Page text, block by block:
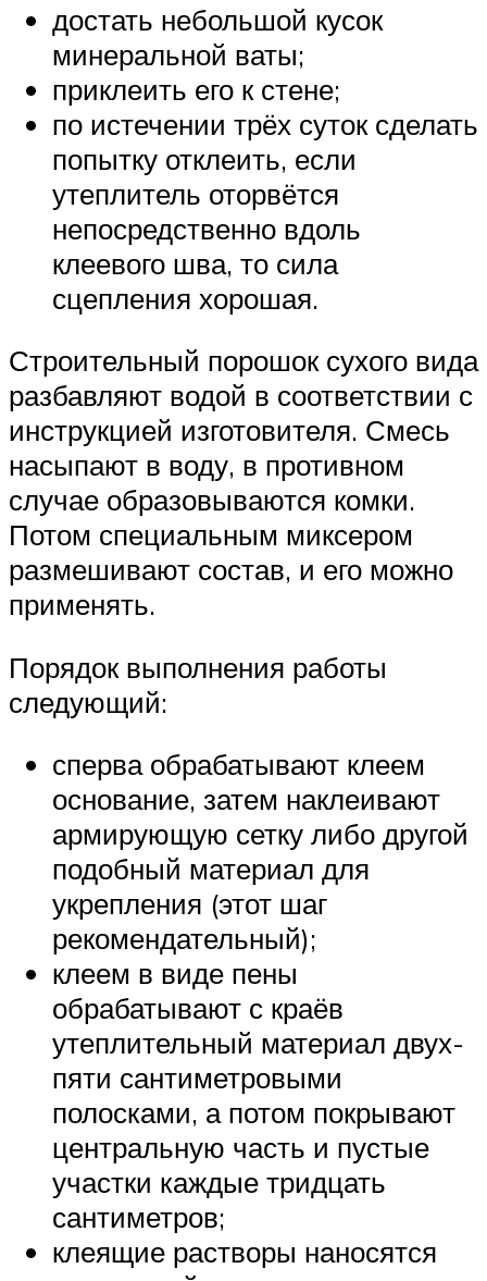
достать небольшой кусок
минеральной ваты;
приклеить его к стене;
по истечении трёх суток сделать
попытку отклеить, если
утеплитель оторвётся
непосредственно вдоль
клеевого шва, то сила
сцепления хорошая.
Строительный порошок сухого вида
разбавляют водой в соответствии с
инструкцией изготовителя. Смесь
насыпают в воду, в противном
случае образовываются комки.
Потом специальным миксером
размешивают состав, и его можно
применять.
Порядок выполнения работы
следующий:
сперва обрабатывают клеем
основание, затем наклеивают
армирующую сетку либо другой
подобный материал для
укрепления (этот шаг
рекомендательный);
клеем в виде пены
обрабатывают с краёв
утеплительный материал двух-
пяти сантиметровыми
полосками, а потом покрывают
центральную часть и пустые
участки каждые тридцать
сантиметров;
клеящие растворы наносятся